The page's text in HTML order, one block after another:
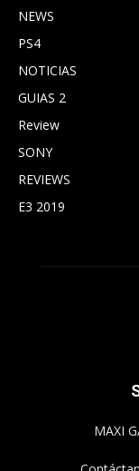
NEWS
PS4
NOTICIAS
GUIAS 2
Review
SONY
REVIEWS
E3 2019
MAXI